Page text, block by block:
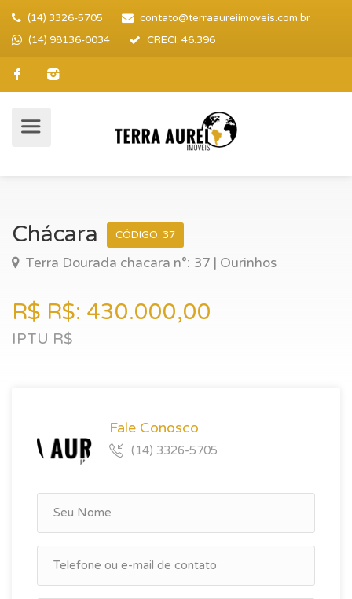
(14) 3326-5705
contato@terraaureiimoveis.com.br
(14) 98136-0034
CRECI: 46.396
Chácara CÓDIGO: 37
Terra Dourada chacara n°: 37 | Ourinhos
R$ R$: 430.000,00
IPTU R$
Fale Conosco
(14) 3326-5705